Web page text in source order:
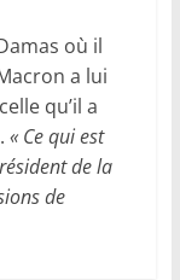
où il
a lui
qu’il a
« Ce qui est
de la
de